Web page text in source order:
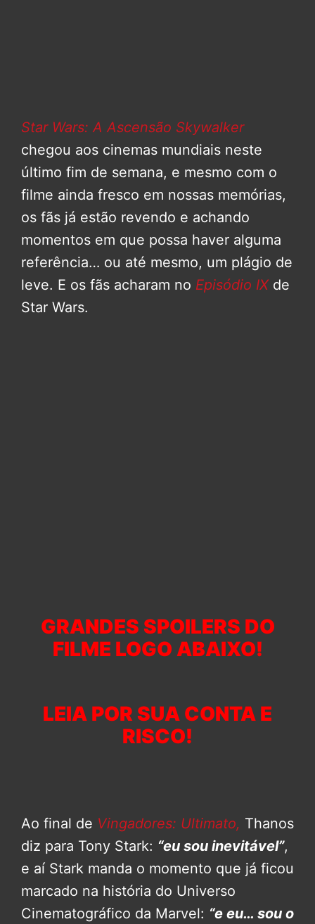
Star Wars: A Ascensão Skywalker
chegou aos cinemas mundiais neste
último fim de semana, e mesmo com o
filme ainda fresco em nossas memórias,
os fãs já estão revendo e achando
momentos em que possa haver alguma
referência… ou até mesmo, um plágio de
leve. E os fãs acharam no Episódio IXde
Star Wars.
GRANDES SPOILERS DO
FILME LOGO ABAIXO!
LEIA POR SUA CONTA E
RISCO!
Ao final de Vingadores: Ultimato, Thanos
diz para Tony Stark: “eu sou inevitável”,
e aí Stark manda o momento que já ficou
marcado na história do Universo
Cinematográfico da Marvel: “e eu… sou o